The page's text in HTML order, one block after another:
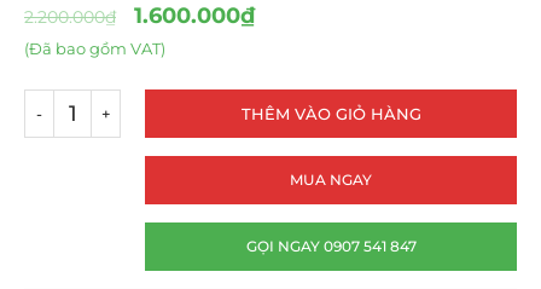
2.200.000₫ 1.600.000₫
(Đã bao gồm VAT)
THÊM VÀO GIỎ HÀNG
MUA NGAY
GỌI NGAY 0907 541 847